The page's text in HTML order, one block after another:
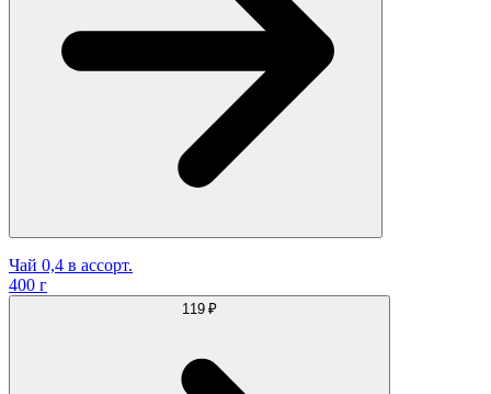
Чай 0,4 в ассорт.
400 г
119 ₽